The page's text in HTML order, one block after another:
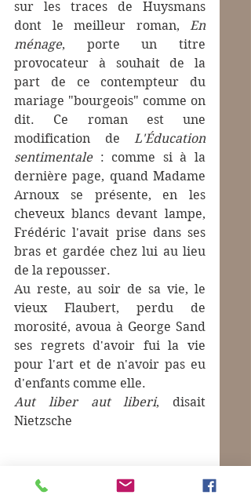
sur les traces de Huysmans
dont le meilleur roman, En
ménage, porte un titre
provocateur à souhait de la
part de ce contempteur du
mariage "bourgeois" comme on
dit. Ce roman est une
modification de L'Éducation
sentimentale : comme si à la
dernière page, quand Madame
Arnoux se présente, en les
cheveux blancs devant lampe,
Frédéric l'avait prise dans ses
bras et gardée chez lui au lieu
de la repousser.
Au reste, au soir de sa vie, le
vieux Flaubert, perdu de
morosité, avoua à George Sand
ses regrets d'avoir fui la vie
pour l'art et de n'avoir pas eu
d'enfants comme elle.
Aut liber aut liberi, disait
Nietzsche